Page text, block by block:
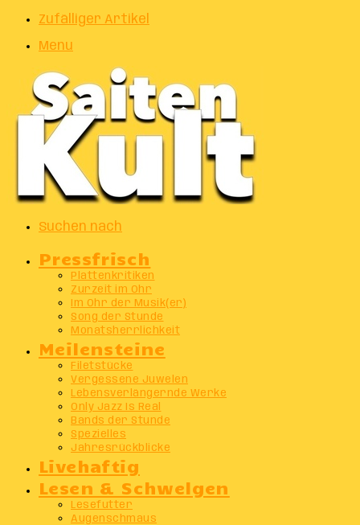
Zufälliger Artikel
Menu
Suchen nach
Pressfrisch
Plattenkritiken
Zurzeit im Ohr
Im Ohr der Musik(er)
Song der Stunde
Monatsherrlichkeit
Meilensteine
Filetstücke
Vergessene Juwelen
Lebensverlängernde Werke
Only Jazz Is Real
Bands der Stunde
Spezielles
Jahresrückblicke
Livehaftig
Lesen & Schwelgen
Lesefutter
Augenschmaus